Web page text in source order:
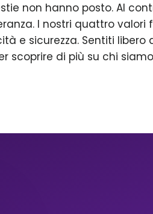
non hanno posto. Al
I nostri quattro
e sicurezza. Sentiti libero
scoprire di più su chi